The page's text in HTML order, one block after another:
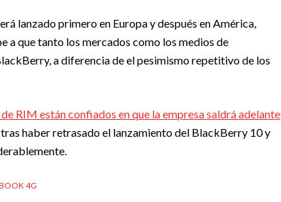
lanzado primero en Europa y después en América,
a que tanto los mercados como los medios de
a diferencia de el pesimismo repetitivo de los
RIM están confiados en que la empresa saldrá adelante
haber retrasado el lanzamiento del BlackBerry 10 y
4G